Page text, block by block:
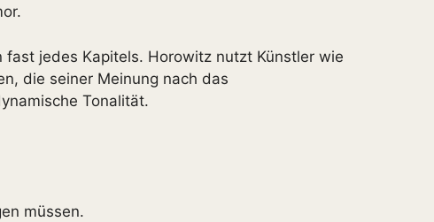
jedes Kapitels. Horowitz nutzt Künstler wie
die seiner Meinung nach das
Tonalität.
müssen.